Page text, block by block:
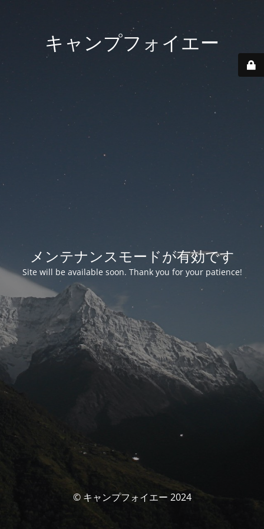
キャンプフォイエー
メンテナンスモードが有効です
Site will be available soon. Thank you for your patience!
© キャンプフォイエー 2024